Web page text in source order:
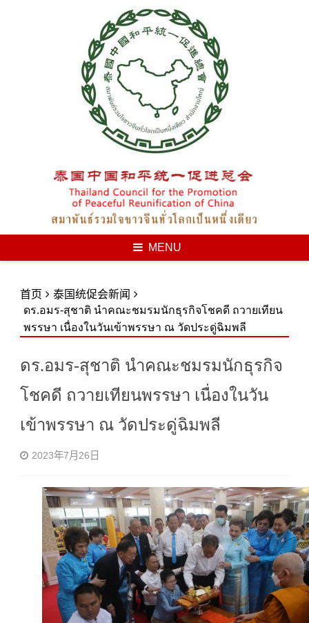
MENU
首页
泰国统促会新闻
ดร.อมร​-สุชาติ​ ​นำคณะชมรม​นักธุรกิจโชคดี​ ถวายเทียน
พรรษา​ เนื่องในวันเข้าพรรษา​ ณ​ วัดประดู่ฉิมพลี
ดร.อมร​-สุชาติ​ ​นำคณะชมรม​นักธุรกิจ
โชคดี​ ถวายเทียนพรรษา​ เนื่องในวัน
เข้าพรรษา​ ณ​ วัดประดู่ฉิมพลี
2023年7月26日